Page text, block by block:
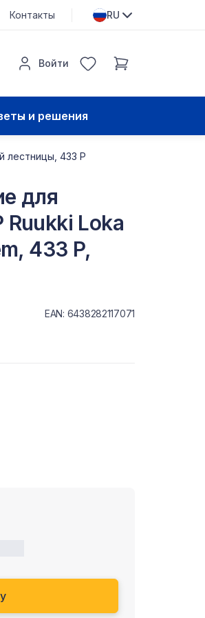
Контакты RU
Войти
и решения
лестницы, 433 P
для
Ruukki Loka
433 P,
EAN: 6438282117071